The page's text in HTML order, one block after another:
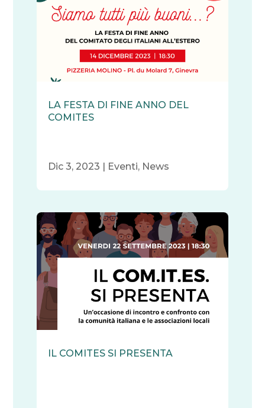
LA FESTA DI FINE ANNO DEL
COMITES
Dic 3, 2023 | Eventi, News
IL COMITES SI PRESENTA